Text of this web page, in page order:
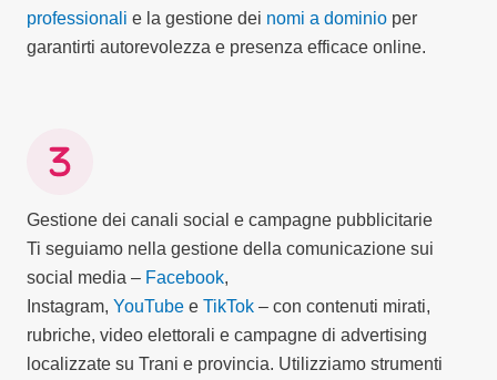
professionali e la gestione dei nomi a dominio per
garantirti autorevolezza e presenza efficace online.
Gestione dei canali social e campagne pubblicitarie
Ti seguiamo nella gestione della comunicazione sui
social media – Facebook,
Instagram, YouTube e TikTok – con contenuti mirati,
rubriche, video elettorali e campagne di advertising
localizzate su Trani e provincia. Utilizziamo strumenti